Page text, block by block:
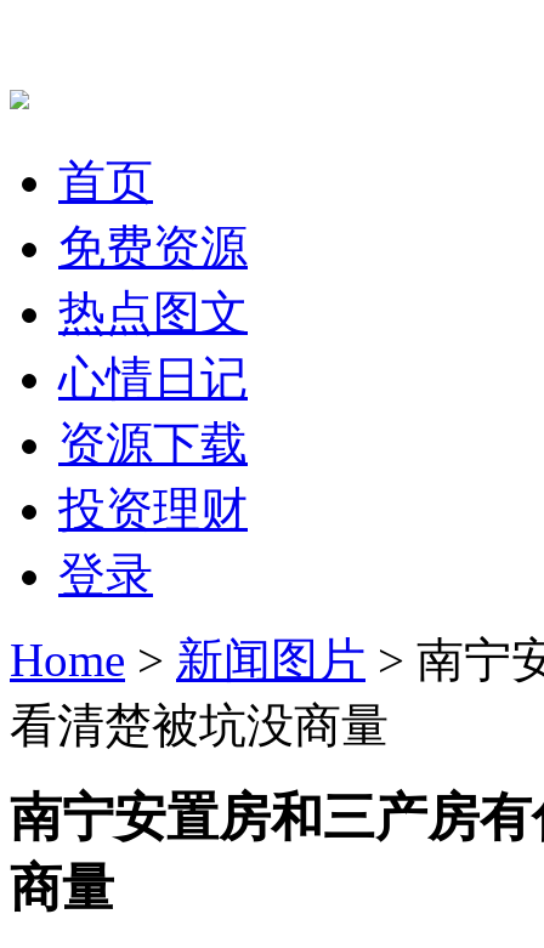
首页
免费资源
热点图文
心情日记
资源下载
投资理财
登录
Home > 新闻图片 > 南宁
看清楚被坑没商量
南宁安置房和三产房
商量